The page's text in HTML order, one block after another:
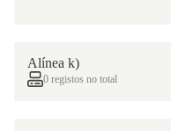
Alínea k)
0 registos no total